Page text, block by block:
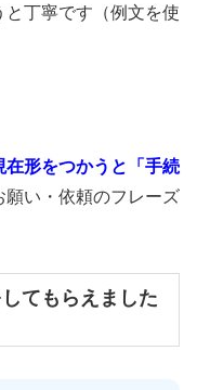
丁寧です（例文を使
在形をつかうと「手続
願い・依頼のフレーズ
てもらえました